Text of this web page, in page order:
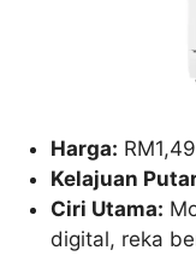
Harga:
Kelajuan
Ciri Utama:
digital, reka